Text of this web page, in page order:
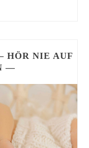
HÖR NIE AUF
—